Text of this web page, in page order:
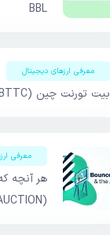
BBL
معرفی ارزهای دیجیتال
بیت تورنت چین (BTTC) چیست و چگونه کار می کند؟
معرفی
هر آنچه
(AUCTION) بدانید